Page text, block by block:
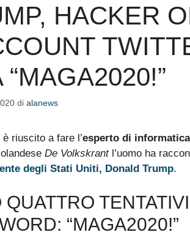
HACKER
“MAGA2020!”
di alanews
riuscito a fare l’esperto di informatica
De Volkskrantl’uomo ha
degli Stati Uniti, Donald Trump.
QUATTRO
“MAGA2020!”